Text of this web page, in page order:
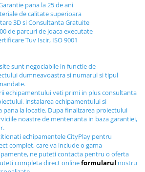
pana la 25 de ani
de calitate superioara
3D si Consultanta Gratuite
de parcuri de joaca executate
Tuv Iscir, ISO 9001
sunt negociabile in functie de
dumneavoastra si numarul si tipul
echipamentului veti primi in plus consultanta
instalarea echipamentului si
la locatie. Dupa finalizarea proiectului
noastre de mentenanta in baza garantiei,
echipamentele CityPlay pentru
complet, care va include o gama
ne puteti contacta pentru o oferta
completa direct onlineformularul nostru